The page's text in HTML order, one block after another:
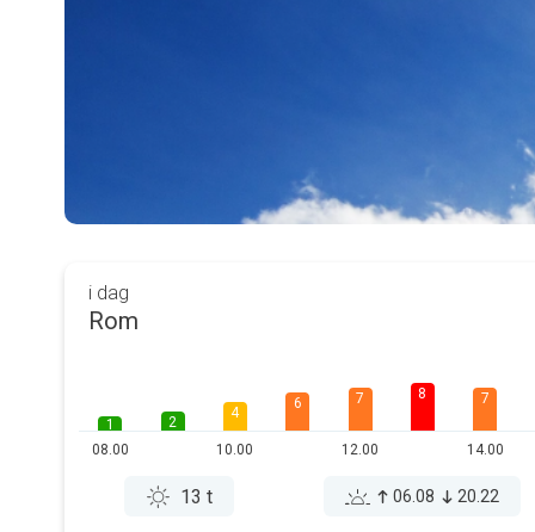
i dag
Rom
1
08.00
2
4
10.00
6 7
12.00
8 7
14.00
13 t 06.08 20.22